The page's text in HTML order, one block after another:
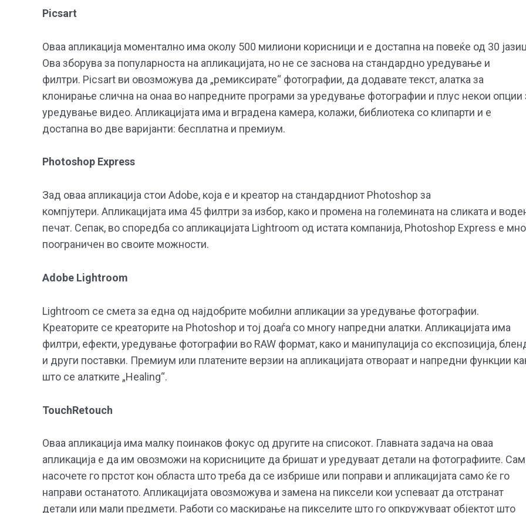
Picsart
Оваа апликација моментално има околу 500 милиони корисници и е достапна на повеќе од 30
Ова зборува за популарноста на апликацијата, но не се заснова на стандардно уредување и
филтри. Picsart ви овозможува да „ремиксирате“ фотографии, да додавате текст, алатка за
клонирање слична на онаа во напредните програми за уредување фотографии и плус некои опции
уредување видео. Апликацијата има и вградена камера, колажи, библиотека со клипарти и е
достапна во две варијанти: бесплатна и премиум.
Photoshop Express
Зад оваа апликација стои Adobe, која е и креатор на стандардниот Photoshop за
компјутери. Апликацијата има 45 филтри за избор, како и промена на големината на сликата и
печат. Сепак, во споредба со апликацијата Lightroom од истата компанија, Photoshop Express е
поограничен во своите можности.
Adobe Lightroom
Lightroom се смета за една од најдобрите мобилни апликации за уредување фотографии.
Креаторите се креаторите на Photoshop и тој доаѓа со многу напредни алатки. Апликацијата има
филтри, ефекти, уредување фотографии во RAW формат, како и манипулација со експозиција,
и други поставки. Премиум или платените верзии на апликацијата отвораат и напредни функции
што се алатките „Healing“.
TouchRetouch
Оваа апликација има малку поинаков фокус од другите на списокот. Главната задача на оваа
апликација е да им овозможи на корисниците да бришат и уредуваат детали на фотографиите.
насочете го прстот кон областа што треба да се избрише или поправи и апликацијата само ќе го
направи останатото. Апликацијата овозможува и замена на пиксели кои успеваат да отстранат
детали или мали предмети. Работи со маскирање на пикселите што го опкружуваат објектот што